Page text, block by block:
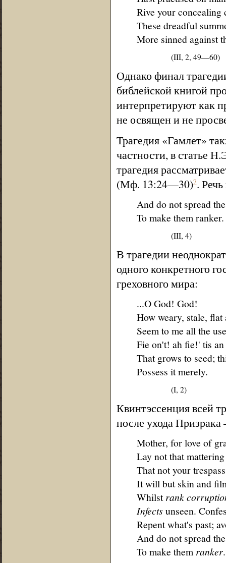
Rive your concealing
These dreadful
More sinned against
(III, 2, 49—60)
Однако финал
библейской книгой
интерпретируют как
не освящен и не
Трагедия «Гамлет»
частности, в статье
трагедия
(Мф. 13:24—30)7.
And do not spread
To make them ranker.
(III, 4)
В трагедии
одного конкретного
греховного мира:
...O God! God!
How weary, stale,
Seem to me all the
Fie on't! ah fie!' tis an
That grows to seed;
Possess it merely.
(I, 2)
Квинтэссенция всей
после ухода
Mother, for love of
Lay not that
That not your
It will but skin and
Whilstrank
Infectsunseen.
Repent what's past;
And do not spread
To make them ranker.